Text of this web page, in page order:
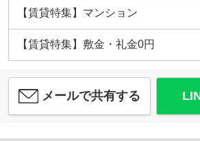
【賃貸特集】マンション
【賃貸特集】敷金・礼金0円
メールで共有する